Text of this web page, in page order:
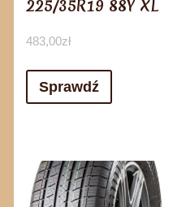
225/35R19 88Y XL
483,00zł
Sprawdź